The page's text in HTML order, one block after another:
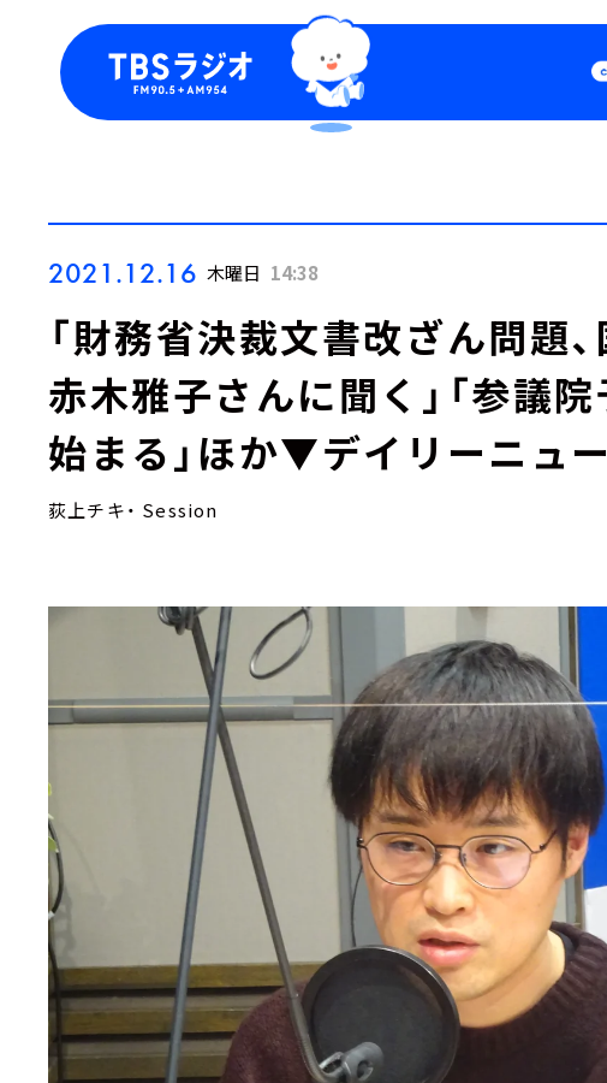
Podcast
2021.12.16 木曜日 14:38
「財務省決裁文書改ざん問題
赤木雅子さんに聞く」「参議
始まる」ほか▼デイリーニュ
荻上チキ・ Session